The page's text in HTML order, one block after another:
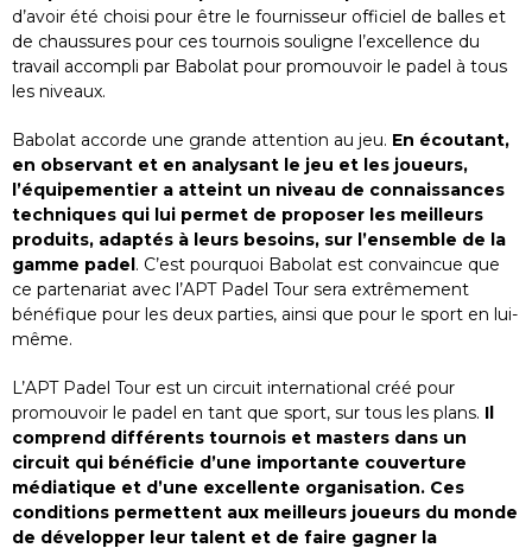
d’avoir été choisi pour être le fournisseur officiel de balles et
de chaussures pour ces tournois souligne l’excellence du
travail accompli par Babolat pour promouvoir le padel à tous
les niveaux.
Babolat accorde une grande attention au jeu. En écoutant,
en observant et en analysant le jeu et les joueurs,
l’équipementier a atteint un niveau de connaissances
techniques qui lui permet de proposer les meilleurs
produits, adaptés à leurs besoins, sur l’ensemble de la
gamme padel. C’est pourquoi Babolat est convaincue que
ce partenariat avec l’APT Padel Tour sera extrêmement
bénéfique pour les deux parties, ainsi que pour le sport en lui-
même.
L’APT Padel Tour est un circuit international créé pour
promouvoir le padel en tant que sport, sur tous les plans. Il
comprend différents tournois et masters dans un
circuit qui bénéficie d’une importante couverture
médiatique et d’une excellente organisation. Ces
conditions permettent aux meilleurs joueurs du monde
de développer leur talent et de faire gagner la